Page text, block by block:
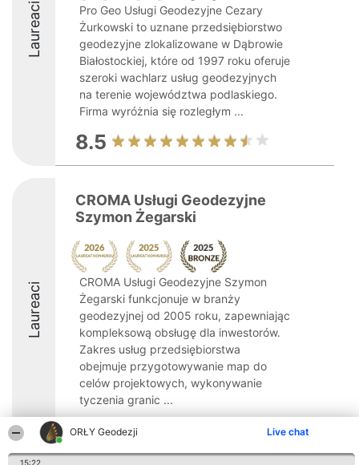
ORŁY Geodezji Live chat
15:22
Laureaci
Pro Geo Usługi Geodezyjne Cezary
Żurkowski to uznane przedsiębiorstwo
geodezyjne zlokalizowane w Dąbrowie
Białostockiej, które od 1997 roku oferuje
szeroki wachlarz usług geodezyjnych
na terenie województwa podlaskiego.
Firma wyróżnia się rozległym ...
8.5
Laureaci
CROMA Usługi Geodezyjne
Szymon Żegarski
CROMA Usługi Geodezyjne Szymon
Żegarski funkcjonuje w branży
geodezyjnej od 2005 roku, zapewniając
kompleksową obsługę dla inwestorów.
Zakres usług przedsiębiorstwa
obejmuje przygotowywanie map do
celów projektowych, wykonywanie
tyczenia granic ...
8.5